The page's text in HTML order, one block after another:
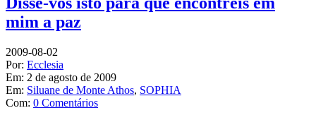
mim a paz
2009-08-02
Por: Ecclesia
Em: 2 de agosto de 2009
Em: Siluane de Monte Athos, SOPHIA
Com: 0 Comentários